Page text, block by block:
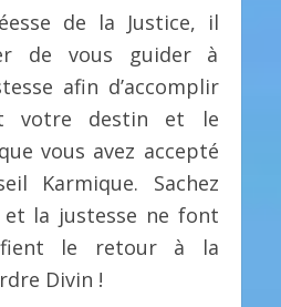
de la Justice, il
de vous guider à
afin d’accomplir
votre destin et le
vous avez accepté
Karmique. Sachez
la justesse ne font
le retour à la
Divin !